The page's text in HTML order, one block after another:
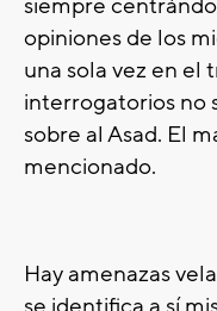
siempre
opiniones de los
una sola vez en el
interrogatorios no
sobre al Asad. El
mencionado.
Hay amenazas